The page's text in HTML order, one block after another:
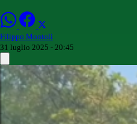
Filippo Montoli
31 luglio 2025 - 20:45